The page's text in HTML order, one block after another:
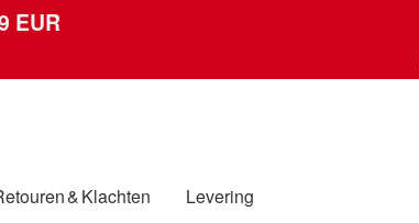
EUR
& Klachten Levering